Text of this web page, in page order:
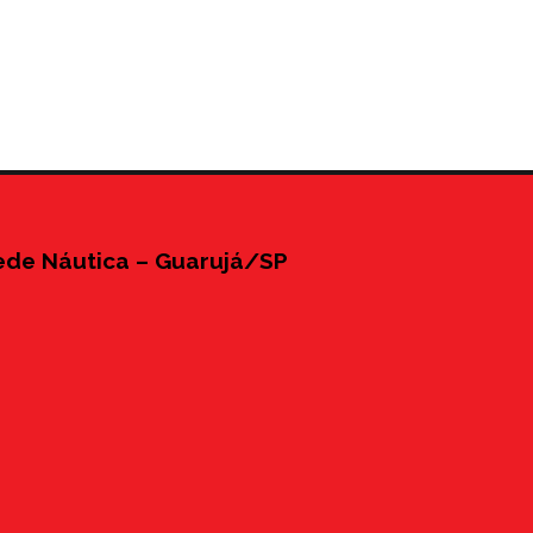
Náutica – Guarujá/SP